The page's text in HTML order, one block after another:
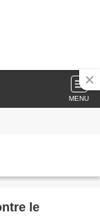
MENU
le